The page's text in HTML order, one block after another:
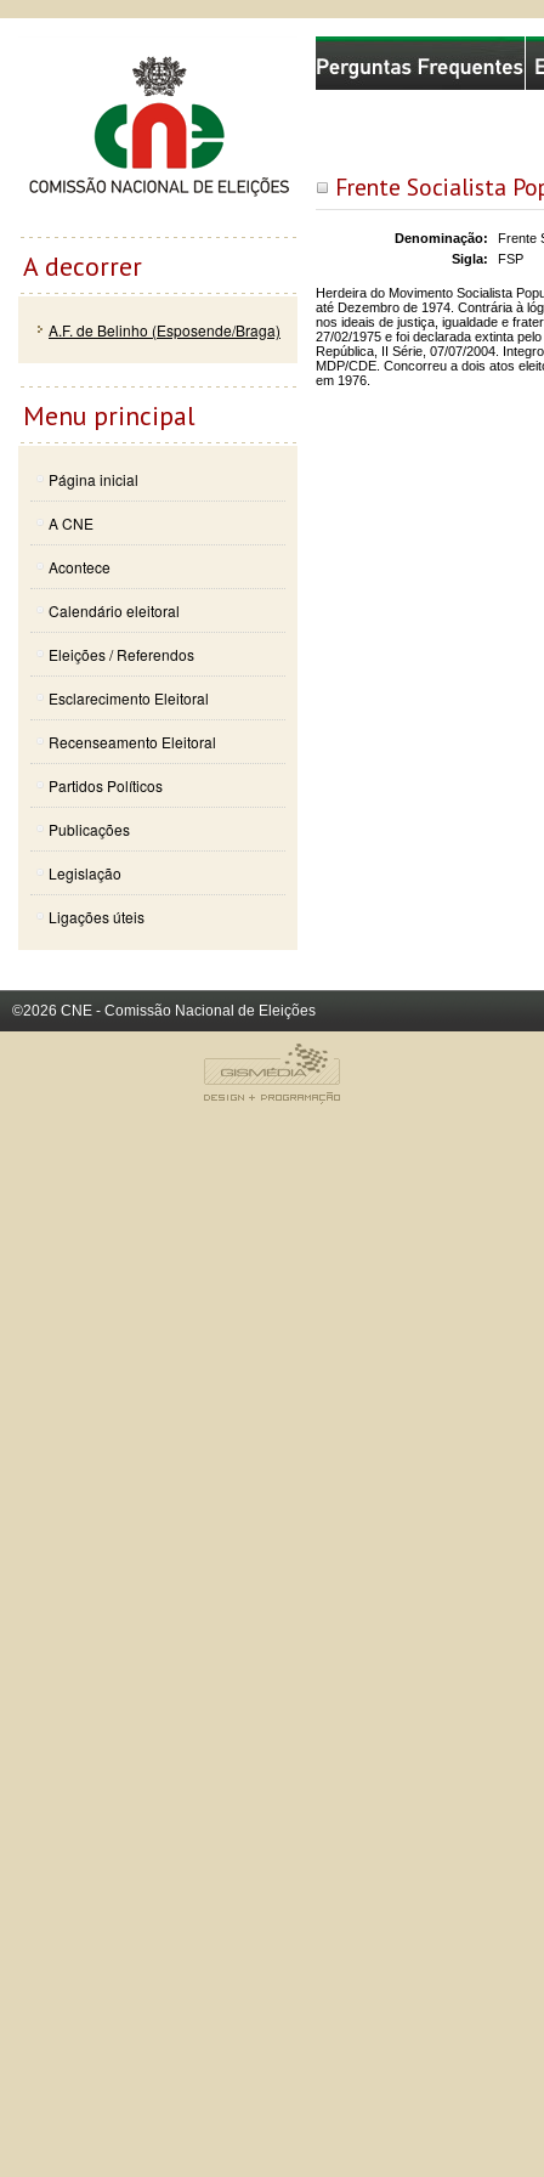
Frente Socialista
Denominação:
Frente
Sigla:
FSP
Herdeira do Movimento Socialista
até Dezembro de 1974. Contrária à
nos ideais de justiça, igualdade e
27/02/1975 e foi declarada extinta pelo
República, II Série, 07/07/2004.
MDP/CDE. Concorreu a dois atos
em 1976.
Comissão Nacional de Eleições
A decorrer
A.F. de Belinho (Esposende/Braga)
Menu principal
Página inicial
A CNE
Acontece
Calendário eleitoral
Eleições / Referendos
Esclarecimento Eleitoral
Recenseamento Eleitoral
Partidos Políticos
Publicações
Legislação
Ligações úteis
©2026 CNE - Comissão Nacional de Eleições